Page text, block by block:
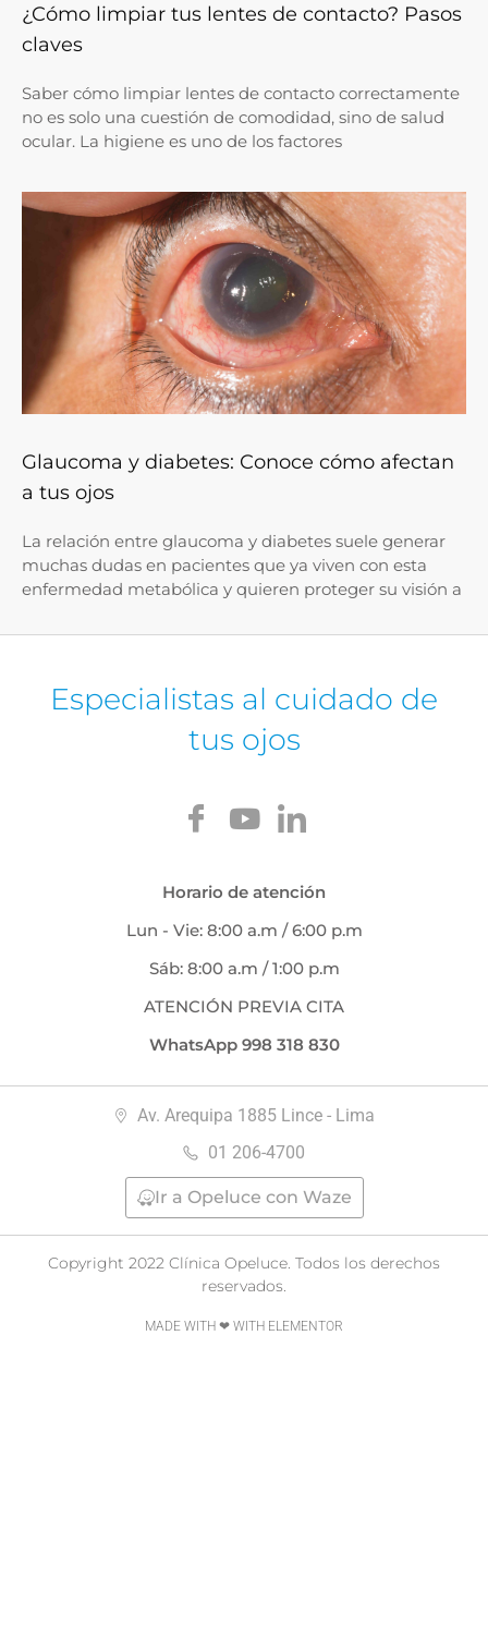
¿Cómo limpiar tus lentes de contacto? Pasos
claves
Saber cómo limpiar lentes de contacto correctamente
no es solo una cuestión de comodidad, sino de salud
ocular. La higiene es uno de los factores
Glaucoma y diabetes: Conoce cómo afectan
a tus ojos
La relación entre glaucoma y diabetes suele generar
muchas dudas en pacientes que ya viven con esta
enfermedad metabólica y quieren proteger su visión a
Especialistas al cuidado de
tus ojos
Horario de atención
Lun - Vie: 8:00 a.m / 6:00 p.m
Sáb: 8:00 a.m / 1:00 p.m
ATENCIÓN PREVIA CITA
WhatsApp 998 318 830
Av. Arequipa 1885 Lince - Lima
01 206-4700
Ir a Opeluce con Waze
Copyright 2022 Clínica Opeluce. Todos los derechos
reservados.
MADE WITH ❤ WITH ELEMENTOR​